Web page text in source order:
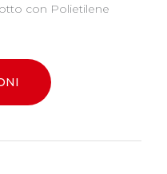
con Polietilene